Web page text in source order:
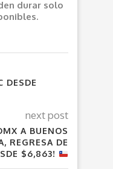
durar solo
DESDE
next post
A BUENOS
REGRESA DE
$6,863!